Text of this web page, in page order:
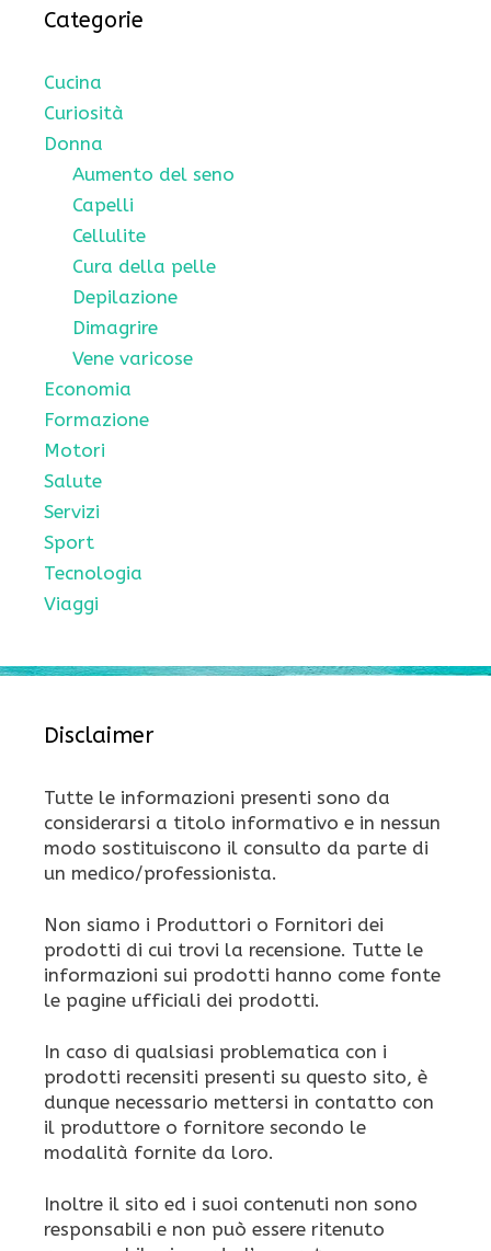
Categorie
Cucina
Curiosità
Donna
Aumento del seno
Capelli
Cellulite
Cura della pelle
Depilazione
Dimagrire
Vene varicose
Economia
Formazione
Motori
Salute
Servizi
Sport
Tecnologia
Viaggi
Disclaimer
Tutte le informazioni presenti sono da
considerarsi a titolo informativo e in nessun
modo sostituiscono il consulto da parte di
un medico/professionista.
Non siamo i Produttori o Fornitori dei
prodotti di cui trovi la recensione. Tutte le
informazioni sui prodotti hanno come fonte
le pagine ufficiali dei prodotti.
In caso di qualsiasi problematica con i
prodotti recensiti presenti su questo sito, è
dunque necessario mettersi in contatto con
il produttore o fornitore secondo le
modalità fornite da loro.
Inoltre il sito ed i suoi contenuti non sono
responsabili e non può essere ritenuto